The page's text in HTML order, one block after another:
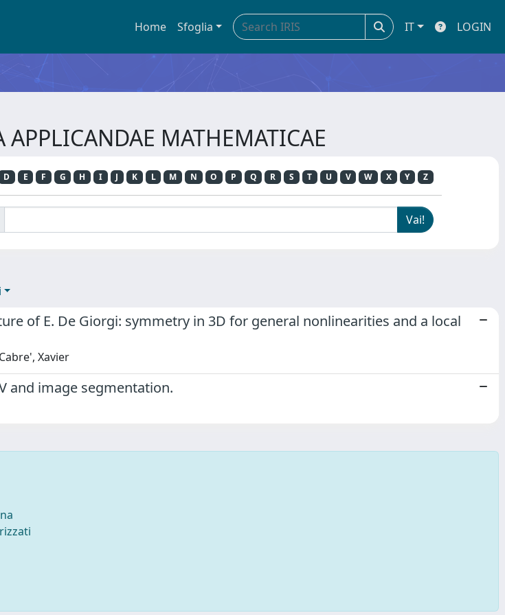
Home Sfoglia IT LOGIN
MATHEMATICAE
D E F G H I J K L M N O P Q R S T U V W X Y Z
of E. De Giorgi: symmetry in 3D for general nonlinearities and a local
Xavier
and image segmentation.